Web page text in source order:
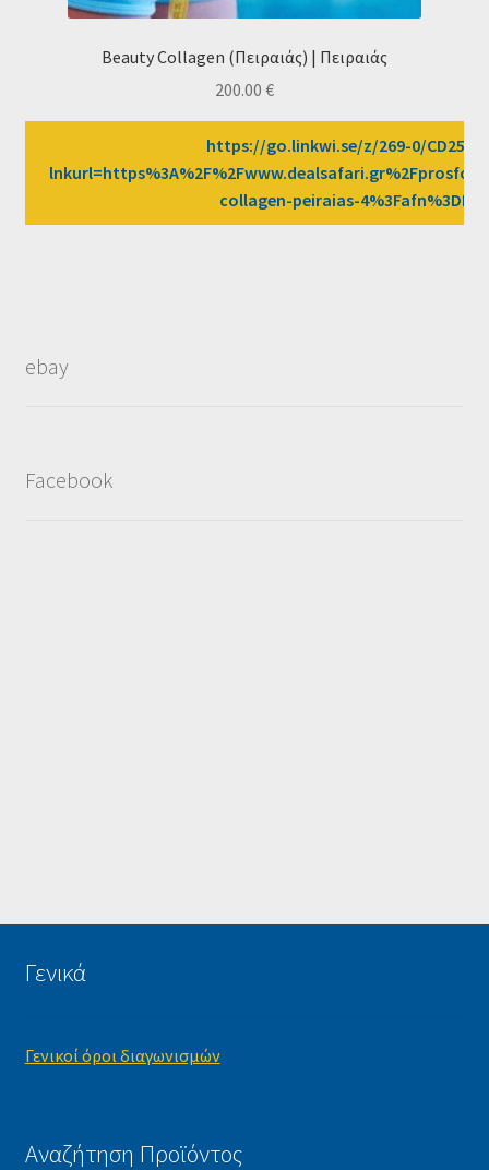
Beauty Collagen (Πειραιάς) | Πειραιάς
200.00 €
https://go.linkwi.se/z/269-0/
collagen-peiraias-4%3Fafn%3DLW
ebay
Facebook
Γενικά
Γενικοί όροι διαγωνισμών
Αναζήτηση Προϊόντος